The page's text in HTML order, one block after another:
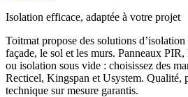
Isolation efficace, adaptée à votre projet
Toitmat propose des solutions
façade, le sol et les murs. Panneaux
ou isolation sous vide : choisissez des
Recticel, Kingspan et Usystem. Qualité,
technique sur mesure garantis.